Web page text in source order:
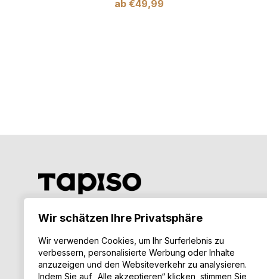
ab €49,99
Land auswählen
Folge uns auf:
Wir schätzen Ihre Privatsphäre
Wir verwenden Cookies, um Ihr Surferlebnis zu
verbessern, personalisierte Werbung oder Inhalte
anzuzeigen und den Websiteverkehr zu analysieren.
Indem Sie auf „Alle akzeptieren“ klicken, stimmen Sie